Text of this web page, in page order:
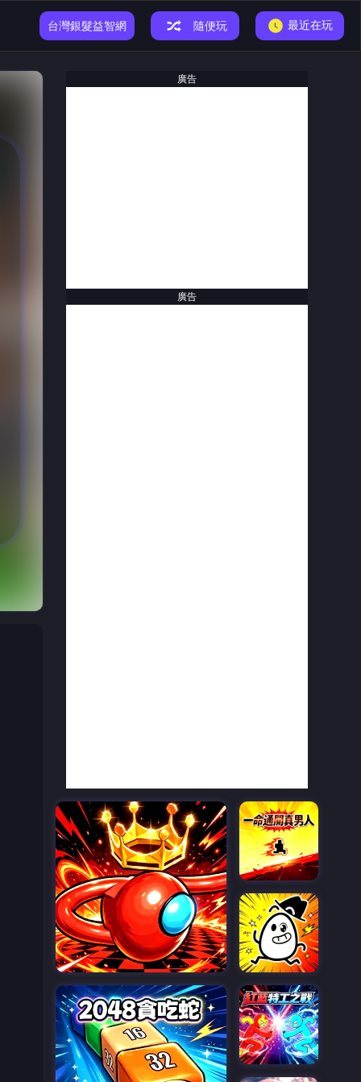
小恐龍遊戲
台灣銀髮益智網 隨便玩 最近在玩
廣告
廣告